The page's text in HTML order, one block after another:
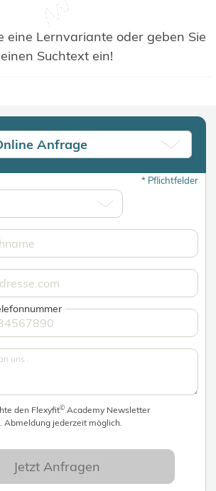
eine Lernvariante oder geben Sie
einen Suchtext ein!
Anfrage
*Pflichtfelder
den Flexyfit© Academy Newsletter
Abmeldung jederzeit möglich.
Jetzt Anfragen